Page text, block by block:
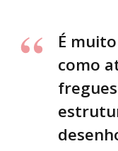
É
como